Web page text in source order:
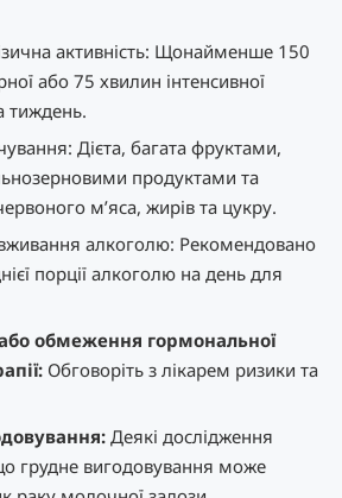
активність: Щонайменше 150
або 75 хвилин інтенсивної
тиждень.
Дієта, багата фруктами,
продуктами та
м’яса, жирів та цукру.
алкоголю: Рекомендовано
порції алкоголю на день для
обмеження гормональної
Обговоріть з лікарем ризики та
Деякі дослідження
грудне вигодовування може